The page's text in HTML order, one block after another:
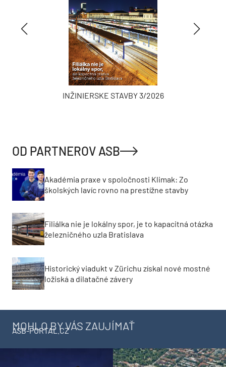
INŽINIERSKE STAVBY 3/2026
OD PARTNEROV ASB
Akadémia praxe v spoločnosti Klimak: Zo
školských lavíc rovno na prestížne stavby
Filiálka nie je lokálny spor, je to kapacitná otázka
železničného uzla Bratislava
Historický viadukt v Zürichu získal nové mostné
ložiská a dilatačné závery
MOHLO BY VÁS ZAUJÍMAŤ
ASB-PORTAL.CZ